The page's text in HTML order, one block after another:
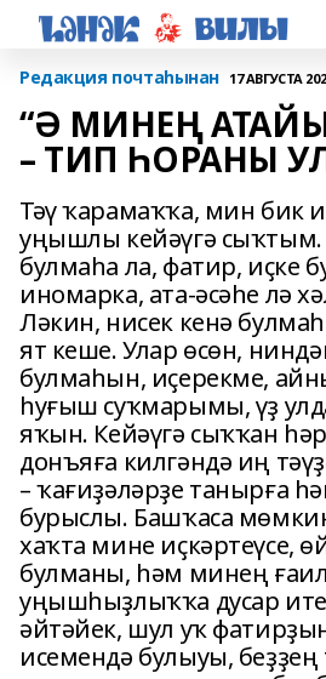
Редакция почтаһынан 17 АВГУСТА
“Ә МИНЕҢ
– ТИП ҺОРАНЫ
Тәү ҡарамаҡҡа, мин бик
уңышлы кейәүгә
булмаһа ла, фатир, иҫке
иномарка, ата-әсәһе лә
Ләкин, нисек кенә
ят кеше. Улар өсөн,
булмаһын, иҫерекме,
һуғыш суҡмарымы, үҙ
яҡын. Кейәүгә сыҡҡан
донъяға килгәндә иң
– ҡағиҙәләрҙе танырға
бурыслы. Башҡаса
хаҡта мине иҫкәртеүсе,
булманы, һәм минең
уңышһыҙлыҡҡа дусар
әйтәйек, шул уҡ
исемендә булыуы, беҙҙең